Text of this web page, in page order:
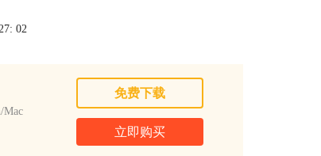
02
Mac
免费下载
立即购买